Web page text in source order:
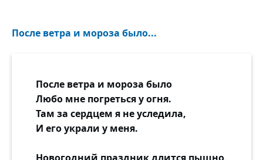
После ветра и мороза было...
После ветра и мороза было
Любо мне погреться у огня.
Там за сердцем я не уследила,
И его украли у меня.